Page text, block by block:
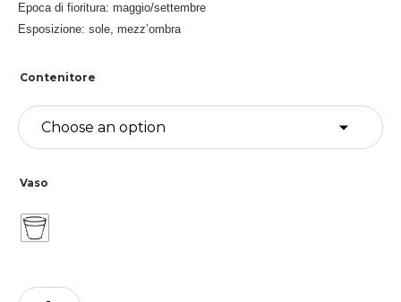
Epoca di fioritura: maggio/settembre
Esposizione: sole, mezz’ombra
Contenitore
Vaso
Heuchera